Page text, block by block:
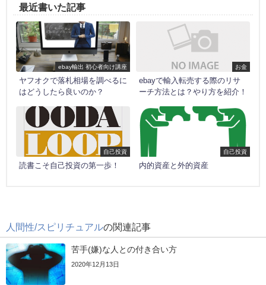
最近書いた記事
ebay輸出 初心者向け講座
ヤフオクで落札相場を調べるに
はどうしたら良いのか？
お金
ebayで輸入転売する際のリサ
ーチ方法とは？やり方を紹介！
自己投資
読書こそ自己投資の第一歩！
自己投資
内的資産と外的資産
人間性/スピリチュアルの関連記事
苦手(嫌)な人との付き合い方
2020年12月13日